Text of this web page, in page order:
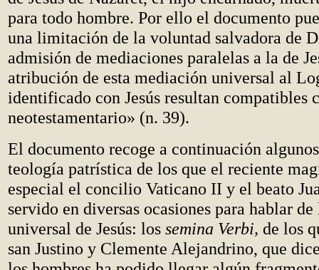
para todo hombre. Por ello el documento
una limitación de la voluntad salvadora de
admisión de mediaciones paralelas a la de
atribución de esta mediación universal al
identificado con Jesús resultan compatibles
neotestamentario» (n. 39).
El documento recoge a continuación
teología patrística de los que el reciente
especial el concilio Vaticano II y el beato
servido en diversas ocasiones para hablar
universal de Jesús: los semina Verbi, de los
san Justino y Clemente Alejandrino, que